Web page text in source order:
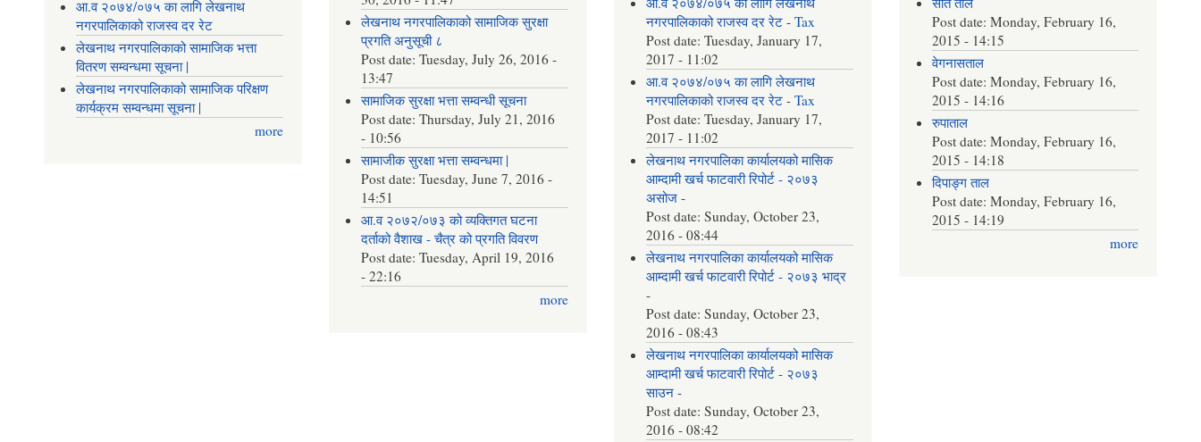
आ.व २०७४/०७५ का लागि लेखनाथ
नगरपालिकाको राजस्व दर रेट
लेखनाथ नगरपालिकाको सामाजिक भत्ता
वितरण सम्वन्धमा सूचना |
लेखनाथ नगरपालिकाको सामाजिक परिक्षण
कार्यक्रम सम्वन्धमा सूचना |
more
लेखनाथ नगरपालिकाको सामाजिक सुरक्षा
प्रगति अनुसूची ८
Post date:Tuesday, July 26, 2016 -
13:47
सामाजिक सुरक्षा भत्ता सम्वन्धी सूचना
Post date:Thursday, July 21, 2016
- 10:56
सामाजीक सुरक्षा भत्ता सम्वन्धमा |
Post date:Tuesday, June 7, 2016 -
14:51
आ.व २०७२/०७३ को व्यक्तिगत घटना
दर्ताको वैशाख - चैत्र को प्रगति विवरण
Post date:Tuesday, April 19, 2016
- 22:16
more
नगरपालिकाको राजस्व दर रेट-Tax
Post date:Tuesday, January 17,
2017 - 11:02
आ.व २०७४/०७५ का लागि लेखनाथ
नगरपालिकाको राजस्व दर रेट-Tax
Post date:Tuesday, January 17,
2017 - 11:02
लेखनाथ नगरपालिका कार्यालयको मासिक
आम्दामी खर्च फाटवारी रिपोर्ट - २०७३
असोज -
Post date:Sunday, October 23,
2016 - 08:44
लेखनाथ नगरपालिका कार्यालयको मासिक
आम्दामी खर्च फाटवारी रिपोर्ट - २०७३ भाद्र
-
Post date:Sunday, October 23,
2016 - 08:43
लेखनाथ नगरपालिका कार्यालयको मासिक
आम्दामी खर्च फाटवारी रिपोर्ट - २०७३
साउन-
Post date:Sunday, October 23,
2016 - 08:42
Post date: Monday, February 16,
2015 - 14:15
वेगनासताल
Post date: Monday, February 16,
2015 - 14:16
रुपाताल
Post date: Monday, February 16,
2015 - 14:18
दिपाङ्ग ताल
Post date: Monday, February 16,
2015 - 14:19
more